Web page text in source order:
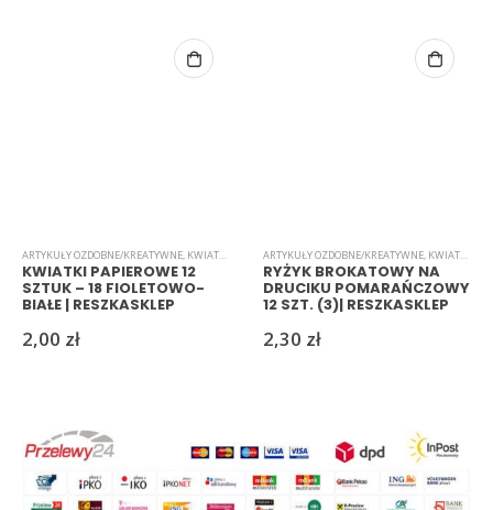
ARTYKUŁY OZDOBNE/KREATYWNE, KWIATKI PAPIEROWE
KWIATKI PAPIEROWE 12
SZTUK – 18 FIOLETOWO-
BIAŁE | RESZKASKLEP
2,00 zł
ARTYKUŁY OZDOBNE/KREATYWNE, KWIATKI
RYŻYK BROKATOWY NA
DRUCIKU POMARAŃCZOWY
12 SZT. (3)| RESZKASKLEP
2,30 zł